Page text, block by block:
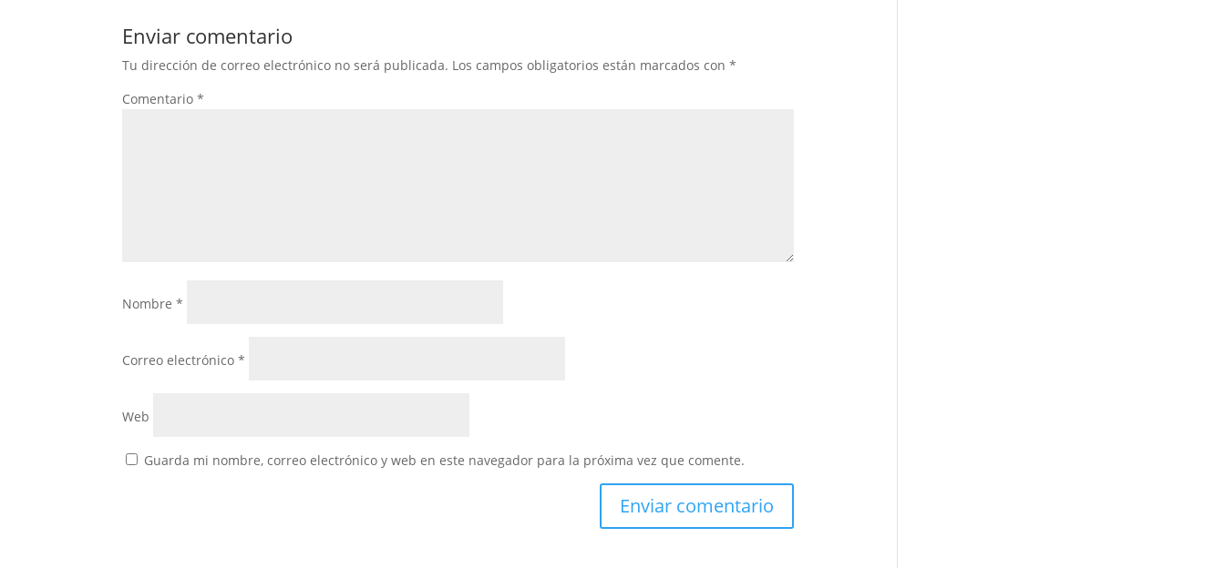
Enviar comentario
Tu dirección de correo electrónico no será publicada. Los campos obligatorios están marcados con*
Comentario*
Nombre*
Correo electrónico*
Web
Guarda mi nombre, correo electrónico y web en este navegador para la próxima vez que comente.